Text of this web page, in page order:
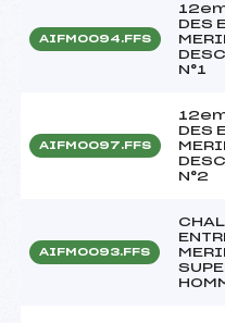
AIFM0094.FFS
DES
N°1
AIFM0097.FFS
DES
N°2
AIFM0093.FFS